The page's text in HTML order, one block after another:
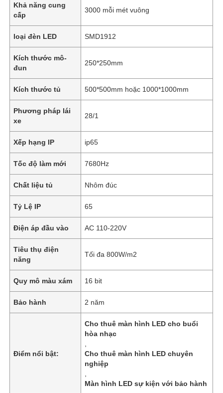
Khả năng cung
cấp
3000 mỗi mét vuông
loại đèn LED SMD1912
Kích thước mô-
đun
250*250mm
Kích thước tủ 500*500mm hoặc 1000*1000mm
Phương pháp lái
xe
28/1
Xếp hạng IP ip65
Tốc độ làm mới 7680Hz
Chất liệu tủ Nhôm đúc
Tỷ Lệ IP 65
Điện áp đầu vào AC 110-220V
Tiêu thụ điện
năng
Tối đa 800W/m2
Quy mô màu xám 16 bit
Bảo hành 2 năm
Điểm nổi bật:
Cho thuê màn hình LED cho buổi
hòa nhạc
Cho thuê màn hình LED chuyên
nghiệp
Màn hình LED sự kiện với bảo hành